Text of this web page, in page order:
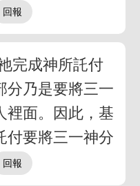
完成神所託付
分乃是要將三一
裡面。因此，基
付要將三一神分